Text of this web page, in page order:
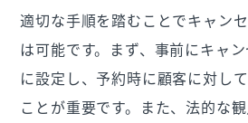
適切な手順を踏むことでキャン
は可能です。まず、事前にキャ
に設定し、予約時に顧客に対し
ことが重要です。また、法的な